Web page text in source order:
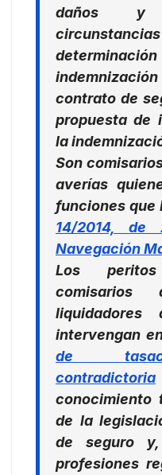
daños y
contrato de
propuesta de
la
Son
averías
funciones que
14/2014,
Navegación
Los
intervengan
de
contradictoria
conocimiento
de la
de seguro
profesiones